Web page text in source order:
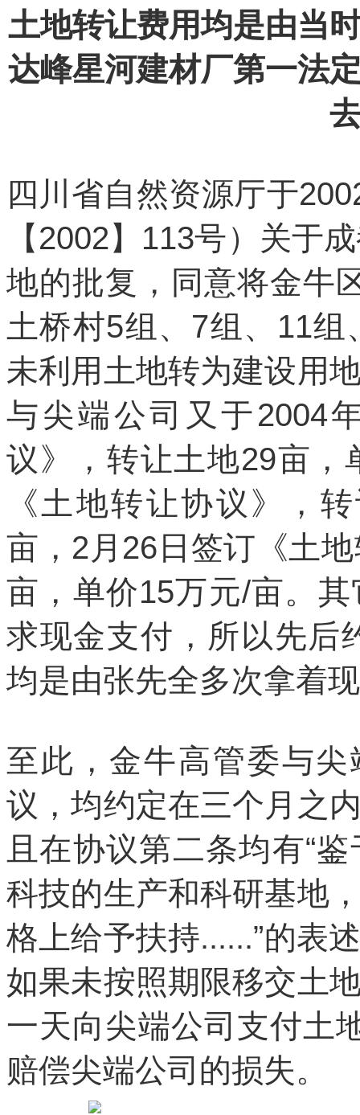
土地转让费用均是由当
达峰星河建材厂第一法
四川省自然资源厅于
【2002】113号）关于
地的批复，同意将金牛
土桥村5组、7组、11
未利用土地转为建设用
与尖端公司又于2004
议》，转让土地29亩，
《土地转让协议》，
亩，2月26日签订《土
亩，单价15万元/亩。
求现金支付，所以先后
均是由张先全多次拿着
至此，金牛高管委与
议，均约定在三个月之
且在协议第二条均有“
科技的生产和科研基地
格上给予扶持......”的表
如果未按照期限移交土
一天向尖端公司支付土
赔偿尖端公司的损失。